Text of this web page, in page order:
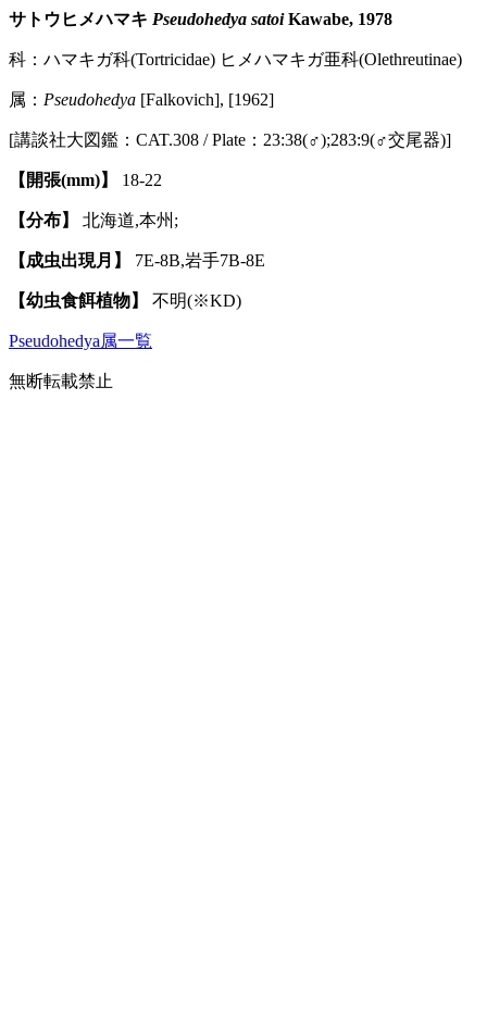
サトウヒメハマキ Pseudohedya satoiKawabe, 1978
科：ハマキガ科(Tortricidae) ヒメハマキガ亜科(Olethreutinae)
属： Pseudohedya [Falkovich], [1962]
[講談社大図鑑：CAT.308 / Plate：23:38(♂);283:9(♂交尾器)]
【開張(mm)】 18-22
【分布】 北海道,本州;
【成虫出現月】 7E-8B,岩手7B-8E
【幼虫食餌植物】 不明(※KD)
Pseudohedya属一覧
無断転載禁止